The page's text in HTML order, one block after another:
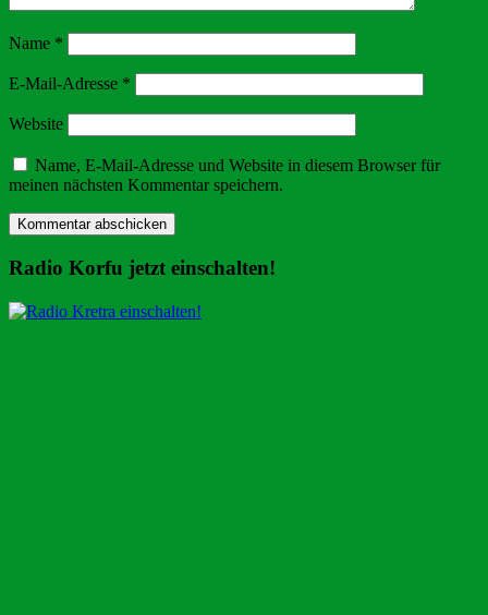
Name *
E-Mail-Adresse *
Website
Name, E-Mail-Adresse und Website in diesem Browser für
meinen nächsten Kommentar speichern.
Radio Korfu jetzt einschalten!